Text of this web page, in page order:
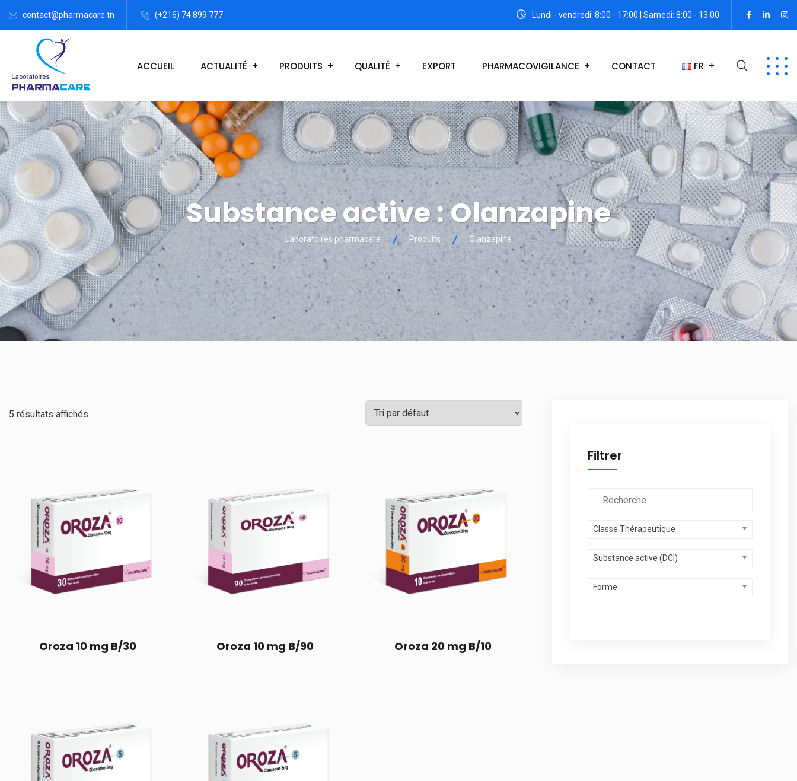
contact@pharmacare.tn (+216) 74 899 777 Lundi - vendredi: 8:00 - 17:00 | Samedi: 8:00 - 13:00
ACCUEIL ACTUALITÉ PRODUITS QUALITÉ EXPORT PHARMACOVIGILANCE CONTACT FR
Substance active :Olanzapine
Laboratoires pharmacare Produits Olanzapine
5 résultats affichés
Oroza 10 mg B/30 Oroza 10 mg B/90 Oroza 20 mg B/10
Filtrer
Classe Thérapeutique
Substance active (DCI)
Forme